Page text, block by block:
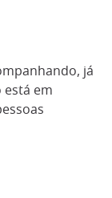
já
está em